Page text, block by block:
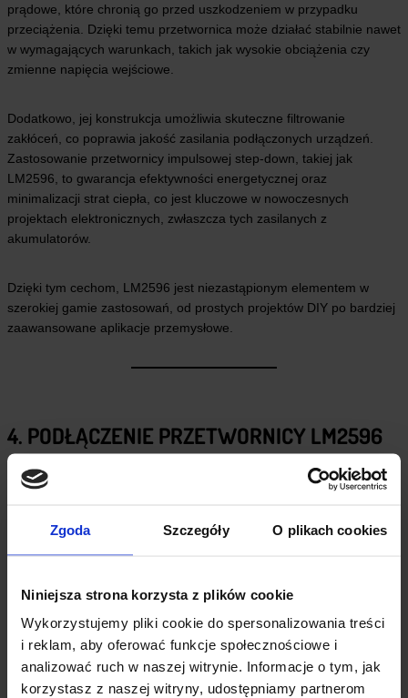
Zgoda Szczegóły O plikach cookies
Niniejsza strona korzysta z plików cookie
Wykorzystujemy pliki cookie do spersonalizowania treści
i reklam, aby oferować funkcje społecznościowe i
analizować ruch w naszej witrynie. Informacje o tym, jak
korzystasz z naszej witryny, udostępniamy partnerom
prądowe, które chronią go przed uszkodzeniem w przypadku
przeciążenia. Dzięki temu przetwornica może działać stabilnie nawet
w wymagających warunkach, takich jak wysokie obciążenia czy
zmienne napięcia wejściowe.
Dodatkowo, jej konstrukcja umożliwia skuteczne filtrowanie
zakłóceń, co poprawia jakość zasilania podłączonych urządzeń.
Zastosowanie przetwornicy impulsowej step-down, takiej jak
LM2596, to gwarancja efektywności energetycznej oraz
minimalizacji strat ciepła, co jest kluczowe w nowoczesnych
projektach elektronicznych, zwłaszcza tych zasilanych z
akumulatorów.
Dzięki tym cechom, LM2596 jest niezastąpionym elementem w
szerokiej gamie zastosowań, od prostych projektów DIY po bardziej
zaawansowane aplikacje przemysłowe.
4. PODŁĄCZENIE PRZETWORNICY LM2596
KROK PO KROKU
następujące kroki:
Pin VIN przetwornicy podłącz do źródła zasilania (np.
akumulatora lub zasilacza).
Pin GND podłącz do masy zasilania.
Sprawdź działanie:
Użyj miernika napięcia, aby upewnić się,
że wyjściowe napięcie jest zgodne z wymaganiami odbiornika.
Dostosuj napięcie: Obróć potencjometr, aby ustawić